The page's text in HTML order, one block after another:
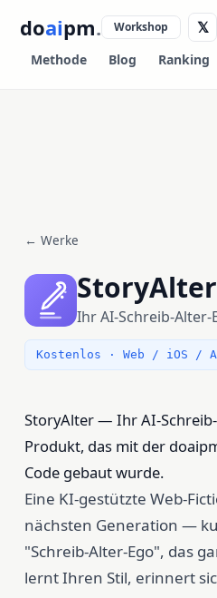
doaipm.
Methode Blog Ranking
Workshop 𝕏
← Werke
StoryAlter
Ihr AI-Schreib-Alter-
Kostenlos · Web / iOS /
StoryAlter — Ihr AI-
Produkt, das mit der
Code gebaut wurde.
Eine KI-gestützte Web-
nächsten Generation —
"Schreib-Alter-Ego", das
lernt Ihren Stil, erinnert